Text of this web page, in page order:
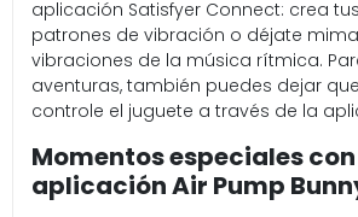
aplicación Satisfyer Connect: crea
patrones de vibración o déjate
vibraciones de la música rítmica.
aventuras, también puedes dejar
controle el juguete a través de la
Momentos especiales
aplicación Air Pump